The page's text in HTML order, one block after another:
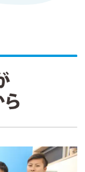
の日程に合わ
るので、とて
る先生はとても
いても分かりや